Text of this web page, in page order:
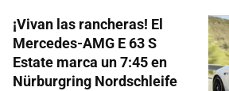
¡Vivan las rancheras! El
Mercedes-AMG E 63 S
Estate marca un 7:45 en
Nürburgring Nordschleife